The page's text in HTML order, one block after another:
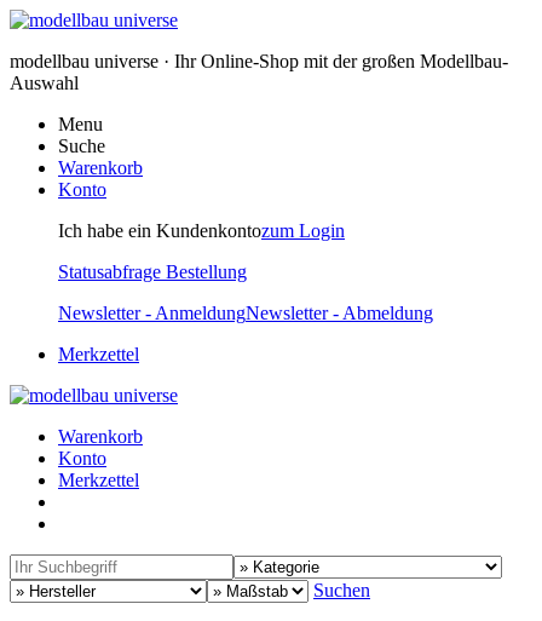
modellbau universe · Ihr Online-Shop mit der großen Modellbau-
Auswahl
Menu
Suche
Warenkorb
Konto
Ich habe ein Kundenkontozum Login
Statusabfrage Bestellung
Newsletter - AnmeldungNewsletter - Abmeldung
Merkzettel
Warenkorb
Konto
Merkzettel
Suchen